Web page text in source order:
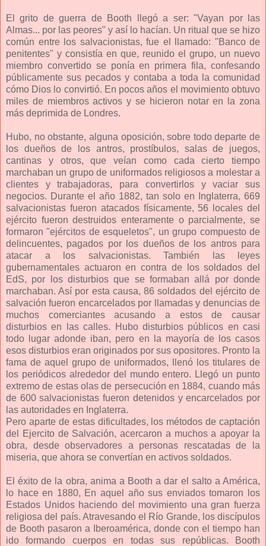
El grito de guerra de Booth llegó a ser: "Vayan por las
Almas... por las peores" y así lo hacían. Un ritual que se hizo
común entre los salvacionistas, fue el llamado: "Banco de
penitentes" y consistía en que, reunido el grupo, un nuevo
miembro convertido se ponía en primera fila, confesando
públicamente sus pecados y contaba a toda la comunidad
cómo Dios lo convirtió. En pocos años el movimiento obtuvo
miles de miembros activos y se hicieron notar en la zona
más deprimida de Londres.
Hubo, no obstante, alguna oposición, sobre todo departe de
los dueños de los antros, prostíbulos, salas de juegos,
cantinas y otros, que veían como cada cierto tiempo
marchaban un grupo de uniformados religiosos a molestar a
clientes y trabajadoras, para convertirlos y vaciar sus
negocios. Durante el año 1882, tan solo en Inglaterra, 669
salvacionistas fueron atacados físicamente, 56 locales del
ejército fueron destruidos enteramente o parcialmente, se
formaron "ejércitos de esqueletos", un grupo compuesto de
delincuentes, pagados por los dueños de los antros para
atacar a los salvacionistas. También las leyes
gubernamentales actuaron en contra de los soldados del
EdS, por los disturbios que se formaban allá por donde
marchaban. Así por esta causa, 86 soldados del ejército de
salvación fueron encarcelados por llamadas y denuncias de
muchos comerciantes acusando a estos de causar
disturbios en las calles. Hubo disturbios públicos en casi
todo lugar adonde iban, pero en la mayoría de los casos
esos disturbios eran originados por sus opositores. Pronto la
fama de aquel grupo de uniformados, llenó los titulares de
los periódicos alrededor del mundo entero. Llegó un punto
extremo de estas olas de persecución en 1884, cuando más
de 600 salvacionistas fueron detenidos y encarcelados por
las autoridades en Inglaterra.
Pero aparte de estas dificultades, los métodos de captación
del Ejercito de Salvación, acercaron a muchos a apoyar la
obra, desde observadores a personas rescatadas de la
miseria, que ahora se convertían en activos soldados.
El éxito de la obra, anima a Booth a dar el salto a América,
lo hace en 1880, En aquel año sus enviados tomaron los
Estados Unidos haciendo del movimiento una gran fuerza
religiosa del país. Atravesando el Río Grande, los discípulos
de Booth pasaron a Iberoamérica, donde con el tiempo han
ido formando cuerpos en todas sus repúblicas. Booth